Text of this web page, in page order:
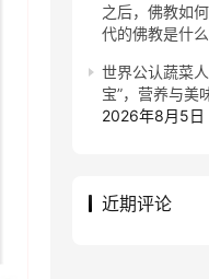
之后，佛教如
代的佛教是什么
世界公认蔬菜
宝”，营养与美
2026年8月5日
近期评论